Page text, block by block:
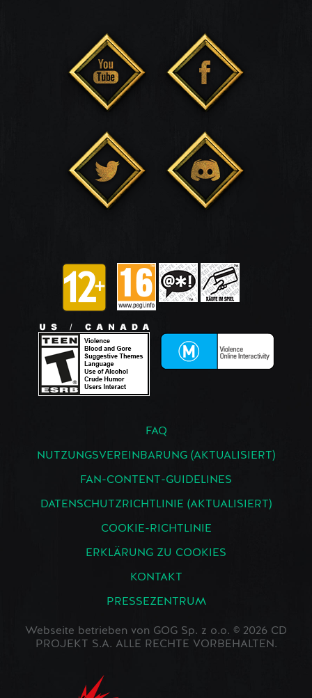
FAQ
NUTZUNGSVEREINBARUNG (AKTUALISIERT)
FAN-CONTENT-GUIDELINES
DATENSCHUTZRICHTLINIE (AKTUALISIERT)
COOKIE-RICHTLINIE
ERKLÄRUNG ZU COOKIES
KONTAKT
PRESSEZENTRUM
Webseite betrieben von GOG Sp. z o.o. © 2026 CD
PROJEKT S.A. ALLE RECHTE VORBEHALTEN.